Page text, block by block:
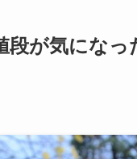
段が気にな